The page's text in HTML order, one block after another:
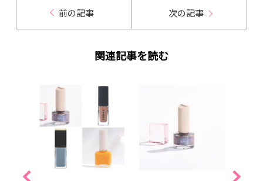
前の記事 次の記事
関連記事を読む